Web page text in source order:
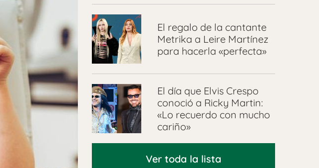
El regalo de la cantante
Metrika a Leire Martínez
para hacerla «perfecta»
El día que Elvis Crespo
conoció a Ricky Martin:
«Lo recuerdo con mucho
cariño»
Ver toda la lista